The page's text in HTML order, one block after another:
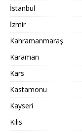
İstanbul
İzmir
Kahramanmaraş
Karaman
Kars
Kastamonu
Kayseri
Kilis